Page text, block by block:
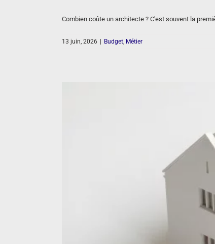
Combien coûte un architecte ? C'est souvent la
13 juin, 2026 Budget, Métier